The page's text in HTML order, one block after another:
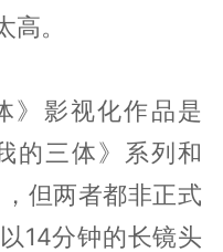
。
》影视化作品是
的三体》系列和
但两者都非正式
14分钟的长镜头